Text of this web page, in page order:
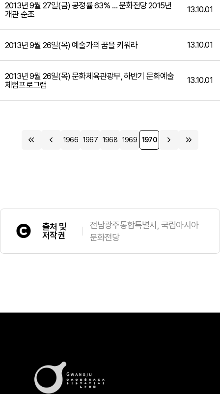
2013년 9월 27일(금) 공정률 63% … 문화전당 2015년
개관 순조
13.10.01
2013년 9월 26일(목) 예술가의 꿈을 키워라 13.10.01
2013년 9월 26일(목) 문화체육관광부, 하반기 문화예술
체험프로그램
13.10.01
1966 1967 1968 1969 1970
출처 및
저작권
전남광주통합특별시, 국립아시아
문화전당